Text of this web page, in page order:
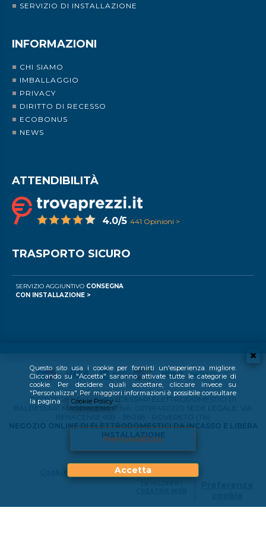
Questo sito usa i cookie per fornirti un'esperienza migliore.
Cliccando su "Accetta" saranno attivate tutte le categorie di
cookie. Per decidere quali accettare, cliccare invece su
"Personalizza". Per maggiori informazioni è possibile consultare
la pagina
Cookie Policy .
Personalizza
Accetta
SERVIZIO DI INSTALLAZIONE
INFORMAZIONI
CHI SIAMO
IMBALLAGGIO
PRIVACY
DIRITTO DI RECESSO
ECOBONUS
NEWS
ATTENDIBILITÀ
4.0/5 441 Opinioni >
TRASPORTO SICURO
SERVIZIO AGGIUNTIVO CONSEGNA
CON INSTALLAZIONE >
COPYRIGHT © 2024 BALDESSARI ELETTRODOMESTICI DI
BALDESSARI MAGDALENA P.IVA: 02769430220 SEDE LEGALE: VIA
NEGOZIO ONLINE DI ELETTRODOMESTICI DA INCASSO E LIBERA
INSTALLAZIONE
DEVELOPER |